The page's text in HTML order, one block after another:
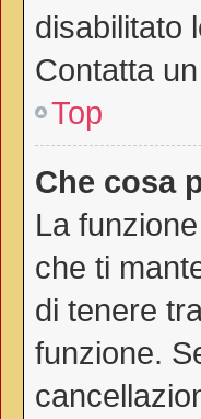
disabilitato
Contatta
Top
Che cosa
La
che ti
di tenere
funzione.